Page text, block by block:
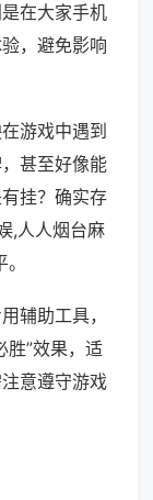
在大家手机
，避免影响
游戏中遇到
甚至好像能
挂？确实存
,人人烟台麻
辅助工具，
胜”效果，适
意遵守游戏